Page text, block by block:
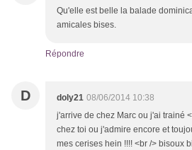
Qu'elle est belle la balade
amicales bises.
Répondre
D doly21 08/06/2014 10:38
j'arrive de chez Marc ou j'ai trainé
chez toi ou j'admire encore et
mes cerises hein !!!! <br /> bisoux